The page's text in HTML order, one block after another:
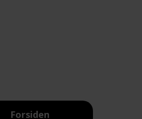
Forsiden